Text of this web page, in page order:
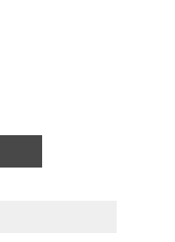
、LoRaWan、NB-